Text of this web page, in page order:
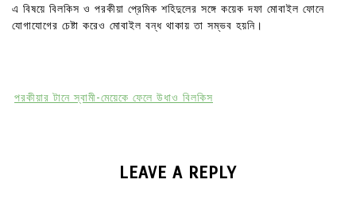
এ বিষয়ে বিলকিস ও পরকীয়া প্রেমিক শহিদুলের সঙ্গে কয়েক দফা মোবাইল ফোনে
যোগাযোগের চেষ্টা করেও মোবাইল বন্ধ থাকায় তা সম্ভব হয়নি।
পরকীয়ার টানে স্বামী-মেয়েকে ফেলে উধাও বিলকিস
LEAVE A REPLY